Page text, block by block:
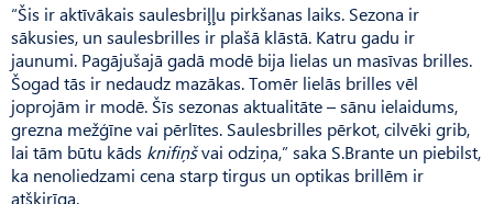
“Šis ir aktīvākais saulesbriļļu pirkšanas laiks. Sezona ir
sākusies, un saulesbrilles ir plašā klāstā. Katru gadu ir
jaunumi. Pagājušajā gadā modē bija lielas un masīvas brilles.
Šogad tās ir nedaudz mazākas. Tomēr lielās brilles vēl
joprojām ir modē. Šīs sezonas aktualitāte – sānu ielaidums,
grezna mežģīne vai pērlītes. Saulesbrilles pērkot, cilvēki grib,
lai tām būtu kāds knifiņšvai odziņa,” saka S.Brante un piebilst,
ka nenoliedzami cena starp tirgus un optikas brillēm ir
atšķirīga.